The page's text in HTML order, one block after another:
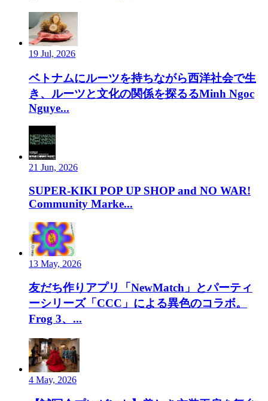
19 Jul, 2026
ベトナムにルーツを持ちながら西洋社会で生
き、ルーツと文化の関係を探るるMinh Ngoc
Nguye...
21 Jun, 2026
SUPER-KIKI POP UP SHOP and NO WAR!
Community Marke...
13 May, 2026
友だち作りアプリ「NewMatch」とパーティ
ーシリーズ「CCC」による異色のコラボ。
Frog 3、...
4 May, 2026